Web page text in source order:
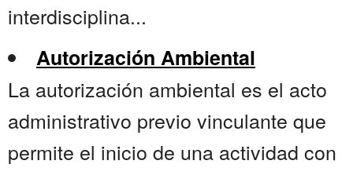
interdisciplina...
Autorización Ambiental
La autorización ambiental es el acto
administrativo previo vinculante que
permite el inicio de una actividad con